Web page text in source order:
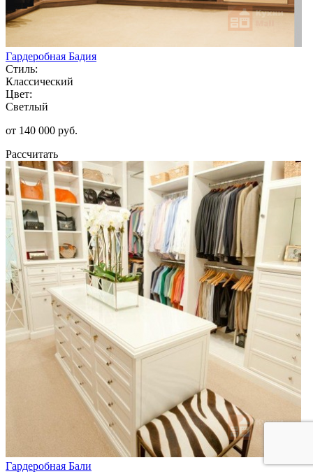
Гардеробная Бадия
Стиль:
Классический
Цвет:
Светлый
от 140 000 руб.
Рассчитать
Гардеробная Бали